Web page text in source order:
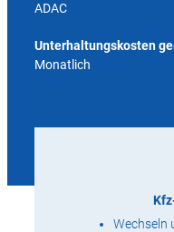
ADAC
Unterhaltungskosten
Monatlich
Wechseln